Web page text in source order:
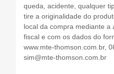
NISSAN
NISSAN
NISSAN
NISSAN
queda, acidente, qualquer
tire a originalidade do
local da compra mediante a
fiscal e com os dados do
www.mte-thomson.com.br,
sim@mte-thomson.com.br